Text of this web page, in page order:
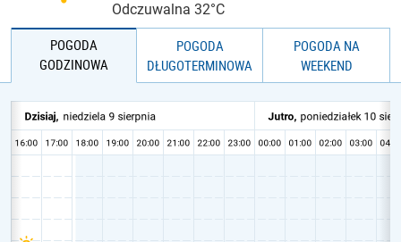
Odczuwalna 32°C
POGODA
GODZINOWA
POGODA
DŁUGOTERMINOWA
POGODA NA
WEEKEND